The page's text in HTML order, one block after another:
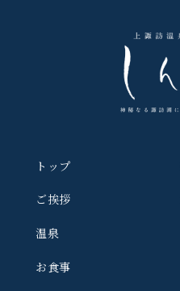
トップ
ご挨拶
温泉
お食事